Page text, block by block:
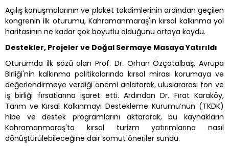
Açılış konuşmalarının ve plaket takdimlerinin ardından geçilen
kongrenin ilk oturumu, Kahramanmaraş'ın kırsal kalkınma yol
haritasının ne kadar çok boyutlu olduğunu ortaya koydu.
Destekler, Projeler ve Doğal Sermaye Masaya Yatırıldı
Oturumda ilk sözü alan Prof. Dr. Orhan Özçatalbaş, Avrupa
Birliği'nin kalkınma politikalarında kırsal mirası korumaya ve
değerlendirmeye verdiği önemi anlatarak, uluslararası fon ve
iş birliği fırsatlarına işaret etti. Ardından Dr. Fırat Karaköy,
Tarım ve Kırsal Kalkınmayı Destekleme Kurumu’nun (TKDK)
hibe ve destek programlarını aktararak, bu kaynakların
Kahramanmaraş'ta kırsal turizm yatırımlarına nasıl
dönüştürülebileceğine dair somut öneriler sundu.